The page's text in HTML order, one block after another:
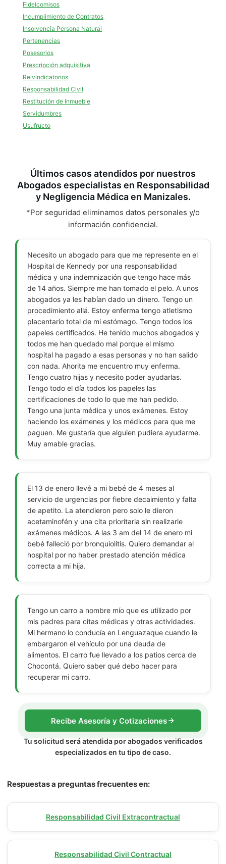
Fideicomisos
Incumplimiento de Contratos
Insolvencia Persona Natural
Pertenencias
Posesorios
Prescripción adquisitiva
Reivindicatorios
Responsabilidad Civil
Restitución de Inmueble
Servidumbres
Usufructo
Últimos casos atendidos por nuestros
Abogados especialistas en Responsabilidad
y Negligencia Médica en Manizales.
*Por seguridad eliminamos datos personales y/o
información confidencial.
Necesito un abogado para que me represente en el
Hospital de Kennedy por una responsabilidad
médica y una indemnización que tengo hace más
de 14 años. Siempre me han tomado el pelo. A unos
abogados ya les habían dado un dinero. Tengo un
procedimiento allá. Estoy enferma tengo atletismo
placentario total de mi estómago. Tengo todos los
papeles certificados. He tenido muchos abogados y
todos me han quedado mal porque el mismo
hospital ha pagado a esas personas y no han salido
con nada. Ahorita me encuentro muy enferma.
Tengo cuatro hijas y necesito poder ayudarlas.
Tengo todo el día todos los papeles las
certificaciones de todo lo que me han pedido.
Tengo una junta médica y unos exámenes. Estoy
haciendo los exámenes y los médicos para que me
paguen. Me gustaría que alguien pudiera ayudarme.
Muy amable gracias.
El 13 de enero llevé a mi bebé de 4 meses al
servicio de urgencias por fiebre decaimiento y falta
de apetito. La atendieron pero solo le dieron
acetaminofén y una cita prioritaria sin realizarle
exámenes médicos. A las 3 am del 14 de enero mi
bebé falleció por bronquiolitis. Quiero demandar al
hospital por no haber prestado atención médica
correcta a mi hija.
Tengo un carro a nombre mío que es utilizado por
mis padres para citas médicas y otras actividades.
Mi hermano lo conducía en Lenguazaque cuando le
embargaron el vehículo por una deuda de
alimentos. El carro fue llevado a los patios cerca de
Chocontá. Quiero saber qué debo hacer para
recuperar mi carro.
Recibe Asesoría y Cotizaciones
Tu solicitud será atendida por abogados verificados
especializados en tu tipo de caso.
Respuestas a preguntas frecuentes en:
Responsabilidad Civil Extracontractual
Responsabilidad Civil Contractual